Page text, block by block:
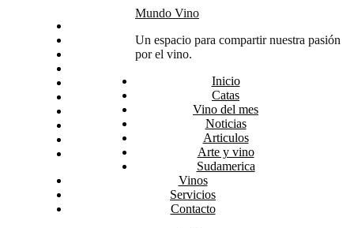
Arte y vino
Sudamerica
Mundo Vino
Un espacio para compartir nuestra pasión
por el vino.
Inicio
Catas
Vino del mes
Noticias
Articulos
Arte y vino
Sudamerica
Vinos
Servicios
Contacto